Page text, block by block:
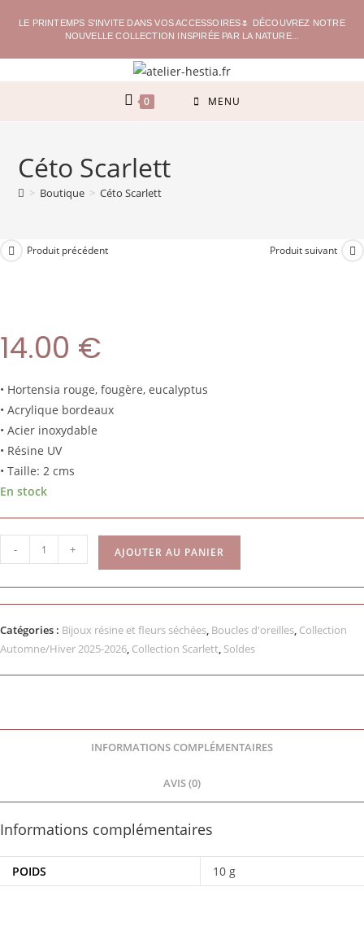
LE PRINTEMPS S'INVITE DANS VOS ACCESSOIRES🌷 DÉCOUVREZ NOTRE
NOUVELLE COLLECTION INSPIRÉE PAR LA NATURE...
0 MENU
Céto Scarlett
> Boutique > Céto Scarlett
Produit précédent Produit suivant
14.00 €
• Hortensia rouge, fougère, eucalyptus
• Acrylique bordeaux
• Acier inoxydable
• Résine UV
• Taille: 2 cms
En stock
- + AJOUTER AU PANIER
Catégories : Bijoux résine et fleurs séchées, Boucles d'oreilles, Collection
Automne/Hiver 2025-2026, Collection Scarlett, Soldes
INFORMATIONS COMPLÉMENTAIRES
AVIS (0)
Informations complémentaires
POIDS 10 g